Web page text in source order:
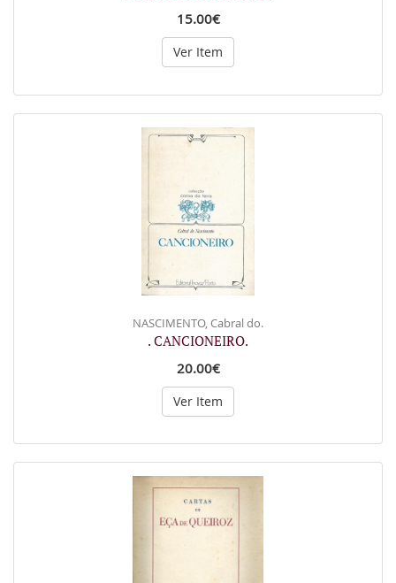
15.00€
Ver Item
NASCIMENTO, Cabral do.
. CANCIONEIRO.
20.00€
Ver Item